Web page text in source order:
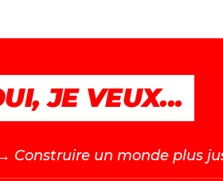
JE VEUX...
Construire un monde plus